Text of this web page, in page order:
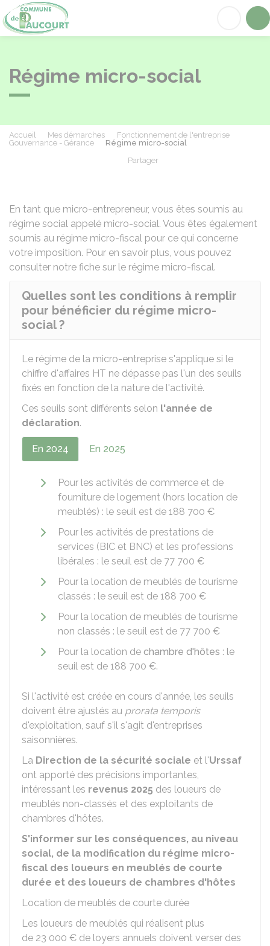
Régime micro-social
Accueil Mes démarches
Fonctionnement de l'entreprise
Gouvernance - Gérance
Régime micro-social
Partager
En tant que micro-entrepreneur, vous êtes soumis au
régime social appelé micro-social. Vous êtes également
soumis au régime micro-fiscal pour ce qui concerne
votre imposition. Pour en savoir plus, vous pouvez
consulter notre fiche sur le régime micro-fiscal.
Quelles sont les conditions à remplir
pour bénéficier du régime micro-
social ?
Le régime de la micro-entreprise s'applique si le
chiffre d'affaires HT ne dépasse pas l'un des seuils
fixés en fonction de la nature de l'activité.
Ces seuils sont différents selon l'année de
déclaration.
En 2024 En 2025
Pour les activités de commerce et de
fourniture de logement (hors location de
meublés) : le seuil est de 188 700 €
Pour les activités de prestations de
services (BIC et BNC) et les professions
libérales : le seuil est de 77 700 €
Pour la location de meublés de tourisme
classés : le seuil est de 188 700 €
Pour la location de meublés de tourisme
non classés : le seuil est de 77 700 €
Pour la location de chambre d'hôtes : le
seuil est de 188 700 €.
Si l'activité est créée en cours d'année, les seuils
doivent être ajustés au prorata temporis
d'exploitation, sauf s'il s'agit d'entreprises
saisonnières.
La Direction de la sécurité sociale et l'Urssaf
ont apporté des précisions importantes,
intéressant les revenus 2025 des loueurs de
meublés non-classés et des exploitants de
chambres d'hôtes.
S'informer sur les conséquences, au niveau
social, de la modification du régime micro-
fiscal des loueurs en meublés de courte
durée et des loueurs de chambres d'hôtes
Location de meublés de courte durée
Les loueurs de meublés qui réalisent plus
de 23 000 € de loyers annuels doivent verser des